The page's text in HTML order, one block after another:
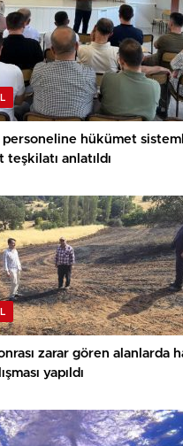
personeline hükümet
anlatıldı
zarar gören alanlarda
yapıldı